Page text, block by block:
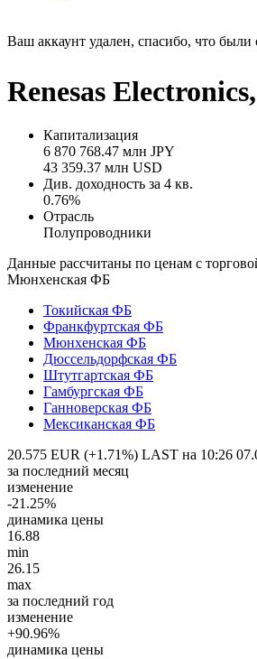
Ваш аккаунт удален, спасибо, что были
Renesas
Капитализация
6 870 768.47 млн JPY
43 359.37 млн USD
Див. доходность за 4 кв.
0.76%
Отрасль
Полупроводники
Данные рассчитаны по ценам с
Мюнхенская ФБ
Токийская ФБ
Франкфуртская ФБ
Мюнхенская ФБ
Дюссельдорфская ФБ
Штутгартская ФБ
Гамбургская ФБ
Ганноверская ФБ
Мексиканская ФБ
20.575 EUR (+1.71%) LAST на 10:26
за последний месяц
изменение
-21.25%
динамика цены
16.88
min
26.15
max
за последний год
изменение
+90.96%
динамика цены